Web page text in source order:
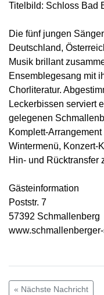
Titelbild: Schloss Bad
Die fünf jungen
Deutschland,
Musik brillant
Ensemblegesang mit
Chorliteratur.
Leckerbissen serviert
gelegenen
Komplett-
Wintermenü, Konzert-
Hin- und Rücktransfer
Gästeinformation
Poststr. 7
57392 Schmallenberg
« Nächste Nachricht